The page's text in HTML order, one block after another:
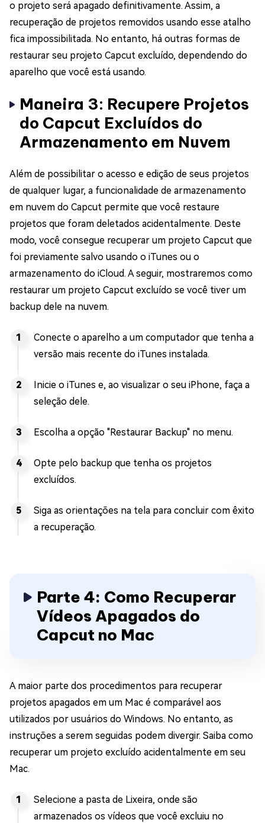
o projeto será apagado definitivamente. Assim, a
recuperação de projetos removidos usando esse atalho
fica impossibilitada. No entanto, há outras formas de
restaurar seu projeto Capcut excluído, dependendo do
aparelho que você está usando.
Maneira 3: Recupere Projetos
do Capcut Excluídos do
Armazenamento em Nuvem
Além de possibilitar o acesso e edição de seus projetos
de qualquer lugar, a funcionalidade de armazenamento
em nuvem do Capcut permite que você restaure
projetos que foram deletados acidentalmente. Deste
modo, você consegue recuperar um projeto Capcut que
foi previamente salvo usando o iTunes ou o
armazenamento do iCloud. A seguir, mostraremos como
restaurar um projeto Capcut excluído se você tiver um
backup dele na nuvem.
Conecte o aparelho a um computador que tenha a
versão mais recente do iTunes instalada.
Inicie o iTunes e, ao visualizar o seu iPhone, faça a
seleção dele.
Escolha a opção "Restaurar Backup" no menu.
Opte pelo backup que tenha os projetos
excluídos.
Siga as orientações na tela para concluir com êxito
a recuperação.
Parte 4: Como Recuperar
Vídeos Apagados do
Capcut no Mac
A maior parte dos procedimentos para recuperar
projetos apagados em um Mac é comparável aos
utilizados por usuários do Windows. No entanto, as
instruções a serem seguidas podem divergir. Saiba como
recuperar um projeto excluído acidentalmente em seu
Mac.
Selecione a pasta de Lixeira, onde são
armazenados os vídeos que você excluiu no